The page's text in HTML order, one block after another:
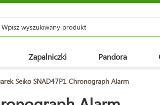
Zapalniczki Pandora
Seiko SNAD47P1 Chronograph Alarm